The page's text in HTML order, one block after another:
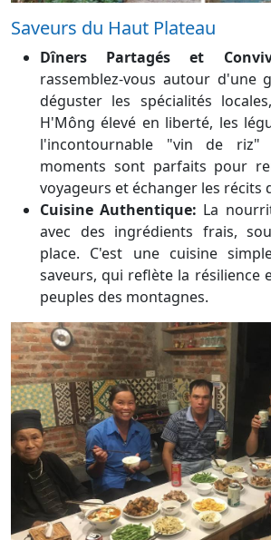
Saveurs du Haut Plateau
Dîners Partagés et
rassemblez-vous autour d'une
déguster les spécialités
H'Mông élevé en liberté, les
l'incontournable "vin de riz"
moments sont parfaits pour
voyageurs et échanger les récits
Cuisine Authentique: La
avec des ingrédients frais,
place. C'est une cuisine
saveurs, qui reflète la résilience
peuples des montagnes.